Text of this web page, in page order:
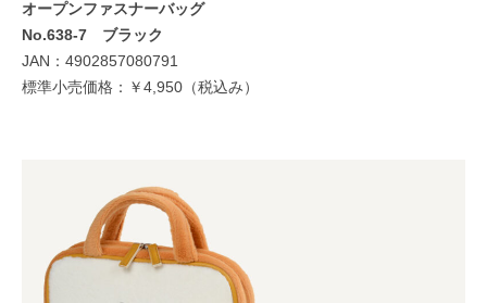
オープンファスナーバッグ
No.638-7 ブラック
JAN：4902857080791
標準小売価格：￥4,950（税込み）